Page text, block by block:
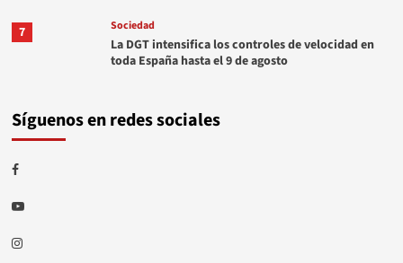
7 Sociedad
La DGT intensifica los controles de velocidad en
toda España hasta el 9 de agosto
Síguenos en redes sociales
Facebook
Youtube
Instagram